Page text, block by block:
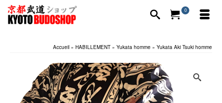
0
Accueil » HABILLEMENT » Yukata homme » Yukata Aki Tsuki homme